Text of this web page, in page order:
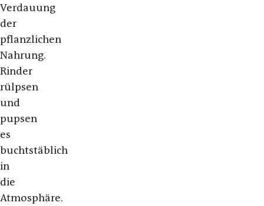
Verdauung
der
pflanzlichen
Nahrung.
Rinder
rülpsen
und
pupsen
es
buchtstäblich
in
die
Atmosphäre.